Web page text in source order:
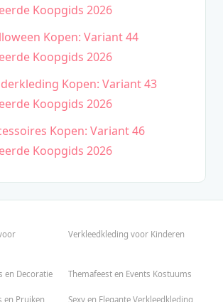
Koopgids 2026
Kopen: Variant 44
Koopgids 2026
Kopen: Variant 43
Koopgids 2026
Kopen: Variant 46
Koopgids 2026
Verkleedkleding voor Kinderen
en Decoratie Themafeest en Events Kostuums
en Pruiken Sexy en Elegante Verkleedkleding